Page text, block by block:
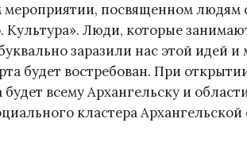
посвященном людям
Люди, которые
заразили нас этой идей
будет востребован. При
всему Архангельску и
кластера